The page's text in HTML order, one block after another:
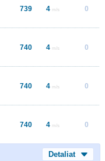
739 4 m/s 0
740 4 m/s 0
740 4 m/s 0
740 4 m/s 0
Detaliat